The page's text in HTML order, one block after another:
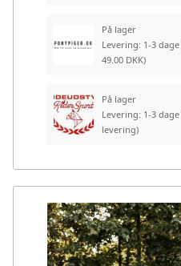
På lager
Levering: 1-3 dage
49.00 DKK)
På lager
Levering: 1-3 dage
levering)